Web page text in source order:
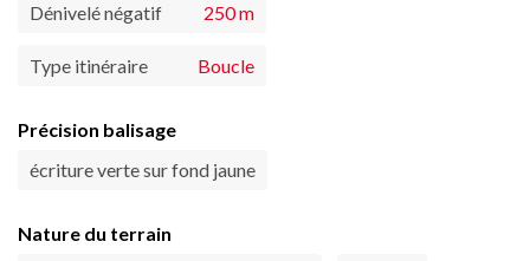
Dénivelé négatif 250 m
Type itinéraire Boucle
Précision balisage
écriture verte sur fond jaune
Nature du terrain